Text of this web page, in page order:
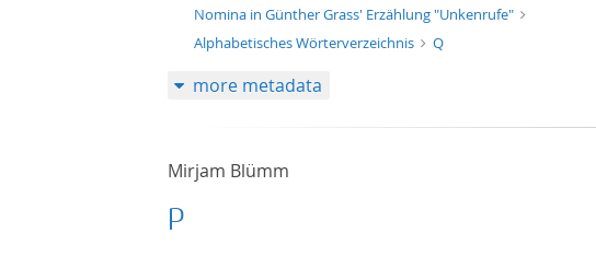
Nomina in Günther Grass' Erzählung "Unkenrufe"
Alphabetisches Wörterverzeichnis
Q
more metadata
Mirjam Blümm
P